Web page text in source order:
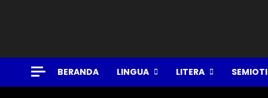
BERANDA LINGUA LITERA